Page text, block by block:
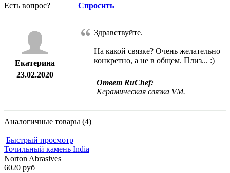
Есть вопрос? Спросить
Екатерина
23.02.2020
Здравствуйте.
На какой связке? Очень желательно
конкретно, а не в общем. Плиз... :)
Ответ RuChef:
Керамическая связка VM.
Аналогичные товары (4)
Быстрый просмотр
Точильный камень India
Norton Abrasives
6020 руб